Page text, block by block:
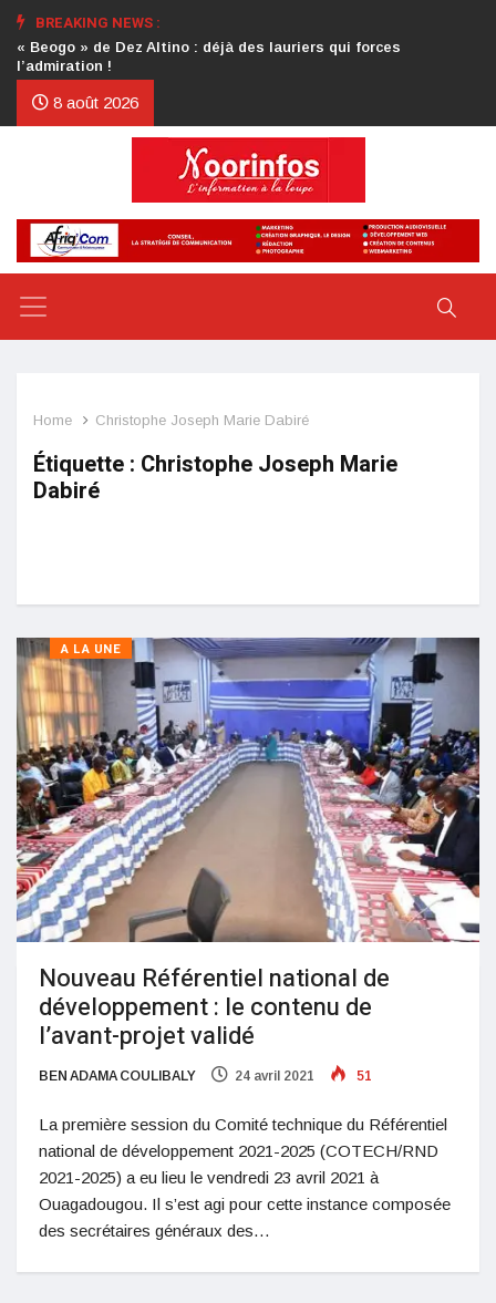
BREAKING NEWS :
Crise au CDP : l’authentification de la lettre du président
d’honneur toujours attendue
8 août 2026
Home Christophe Joseph Marie Dabiré
Étiquette : Christophe Joseph Marie
Dabiré
A LA UNE
Nouveau Référentiel national de
développement : le contenu de
l’avant-projet validé
BEN ADAMA COULIBALY 24 avril 2021 51
La première session du Comité technique du Référentiel
national de développement 2021-2025 (COTECH/RND
2021-2025) a eu lieu le vendredi 23 avril 2021 à
Ouagadougou. Il s’est agi pour cette instance composée
des secrétaires généraux des…